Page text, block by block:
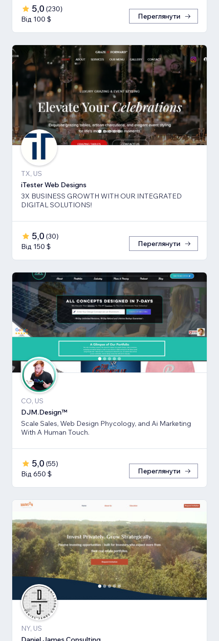
5,0 (230)
Від 100 $
Переглянути
TX, US
iTester Web Designs
3X BUSINESS GROWTH ​WITH OUR INTEGRATED
DIGITAL SOLUTIONS!
5,0 (30)
Від 150 $
Переглянути
CO, US
DJM.Design™
Scale Sales, Web Design Phycology, and Ai Marketing
With A Human Touch.
5,0 (55)
Від 650 $
Переглянути
NY, US